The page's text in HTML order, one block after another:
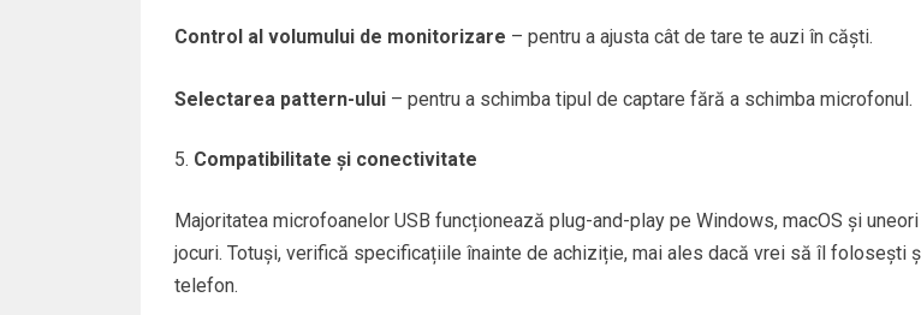
Control al volumului de monitorizare – pentru a ajusta cât de tare te auzi în căști.
Selectarea pattern-ului– pentru a schimba tipul de captare fără a schimba microfonul.
Compatibilitate și conectivitate
Majoritatea microfoanelor USB funcționează plug-and-play pe Windows, macOS și
jocuri. Totuși, verifică specificațiile înainte de achiziție, mai ales dacă vrei să îl folosești
telefon.